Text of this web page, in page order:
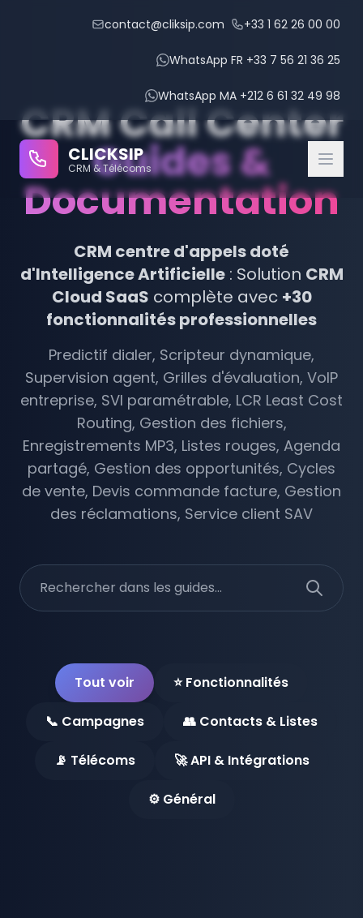
contact@cliksip.com +33 1 62 26 00 00
WhatsApp FR +33 7 56 21 36 25
WhatsApp MA +212 6 61 32 49 98
CLICKSIP
CRM & Télécoms
IPBX Intégré
IA Conversationnelle
Gestion des Rendez-vous
Gestion des Rappels
Evaluation des Agents
🚀 API Click2Call
🛡️ Sécurité
Téléphonie IP
Téléphonie Analogique
Téléphonie Fixe IP
Passerelles Téléphoniques
CRM Call Center
Guides &
Documentation
CRM centre d'appels doté
d'Intelligence Artificielle: Solution CRM
Cloud SaaS complète avec +30
fonctionnalités professionnelles
Predictif dialer, Scripteur dynamique,
Supervision agent, Grilles d'évaluation, VoIP
entreprise, SVI paramétrable, LCR Least Cost
Routing, Gestion des fichiers,
Enregistrements MP3, Listes rouges, Agenda
partagé, Gestion des opportunités, Cycles
de vente, Devis commande facture, Gestion
des réclamations, Service client SAV
Tout voir ⭐ Fonctionnalités
📞 Campagnes 👥 Contacts & Listes
📡 Télécoms 🚀 API & Intégrations
⚙️ Général